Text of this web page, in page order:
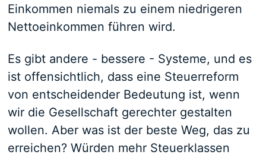
Einkommen niemals zu einem niedrigeren
Nettoeinkommen führen wird.
Es gibt andere - bessere - Systeme, und es
ist offensichtlich, dass eine Steuerreform
von entscheidender Bedeutung ist, wenn
wir die Gesellschaft gerechter gestalten
wollen. Aber was ist der beste Weg, das zu
erreichen? Würden mehr Steuerklassen